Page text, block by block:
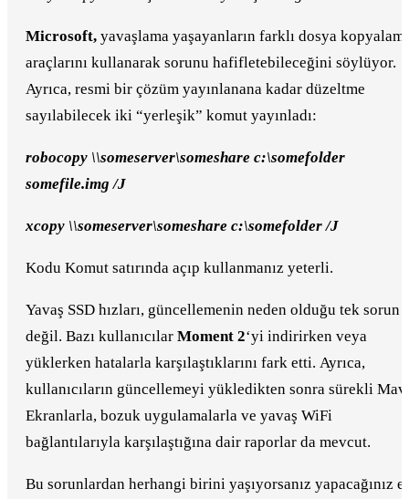
Microsoft, yavaşlama yaşayanların farklı dosya
araçlarını kullanarak sorunu hafifletebileceğini söylüyor.
Ayrıca, resmi bir çözüm yayınlanana kadar düzeltme
sayılabilecek iki “yerleşik” komut yayınladı:
robocopy \\someserver\someshare c:\somefolder
somefile.img /J
xcopy \\someserver\someshare c:\somefolder /J
Kodu Komut satırında açıp kullanmanız yeterli.
Yavaş SSD hızları, güncellemenin neden olduğu tek sorun
değil. Bazı kullanıcılar Moment 2‘yi indirirken veya
yüklerken hatalarla karşılaştıklarını fark etti. Ayrıca,
kullanıcıların güncellemeyi yükledikten sonra sürekli
Ekranlarla, bozuk uygulamalarla ve yavaş WiFi
bağlantılarıyla karşılaştığına dair raporlar da mevcut.
Bu sorunlardan herhangi birini yaşıyorsanız yapacağınız